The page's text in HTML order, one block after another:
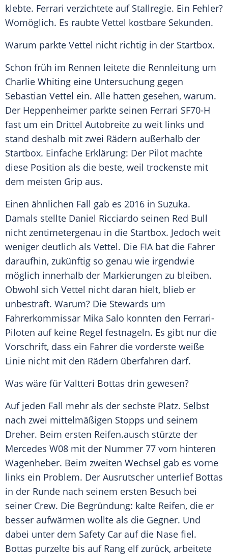
klebte. Ferrari verzichtete auf Stallregie. Ein Fehler?
Womöglich. Es raubte Vettel kostbare Sekunden.
Warum parkte Vettel nicht richtig in der Startbox.
Schon früh im Rennen leitete die Rennleitung um
Charlie Whiting eine Untersuchung gegen
Sebastian Vettel ein. Alle hatten gesehen, warum.
Der Heppenheimer parkte seinen Ferrari SF70-H
fast um ein Drittel Autobreite zu weit links und
stand deshalb mit zwei Rädern außerhalb der
Startbox. Einfache Erklärung: Der Pilot machte
diese Position als die beste, weil trockenste mit
dem meisten Grip aus.
Einen ähnlichen Fall gab es 2016 in Suzuka.
Damals stellte Daniel Ricciardo seinen Red Bull
nicht zentimetergenau in die Startbox. Jedoch weit
weniger deutlich als Vettel. Die FIA bat die Fahrer
daraufhin, zukünftig so genau wie irgendwie
möglich innerhalb der Markierungen zu bleiben.
Obwohl sich Vettel nicht daran hielt, blieb er
unbestraft. Warum? Die Stewards um
Fahrerkommissar Mika Salo konnten den Ferrari-
Piloten auf keine Regel festnageln. Es gibt nur die
Vorschrift, dass ein Fahrer die vorderste weiße
Linie nicht mit den Rädern überfahren darf.
Was wäre für Valtteri Bottas drin gewesen?
Auf jeden Fall mehr als der sechste Platz. Selbst
nach zwei mittelmäßigen Stopps und seinem
Dreher. Beim ersten Reifen.ausch stürzte der
Mercedes W08 mit der Nummer 77 vom hinteren
Wagenheber. Beim zweiten Wechsel gab es vorne
links ein Problem. Der Ausrutscher unterlief Bottas
in der Runde nach seinem ersten Besuch bei
seiner Crew. Die Begründung: kalte Reifen, die er
besser aufwärmen wollte als die Gegner. Und
dabei unter dem Safety Car auf die Nase fiel.
Bottas purzelte bis auf Rang elf zurück, arbeitete